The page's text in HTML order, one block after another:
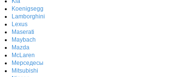
Koenigsegg
Lamborghini
Lexus
Maserati
Maybach
Mazda
McLaren
Мерседесы
Mitsubishi